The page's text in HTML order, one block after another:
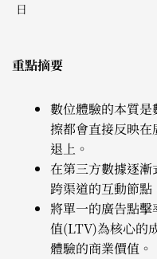
日
重點摘要
數位體驗的本質
擦都會直接反映
退上。
在第三方數據逐
跨渠道的互動節點
將單一的廣告點
值(LTV)為核心的
體驗的商業價值。